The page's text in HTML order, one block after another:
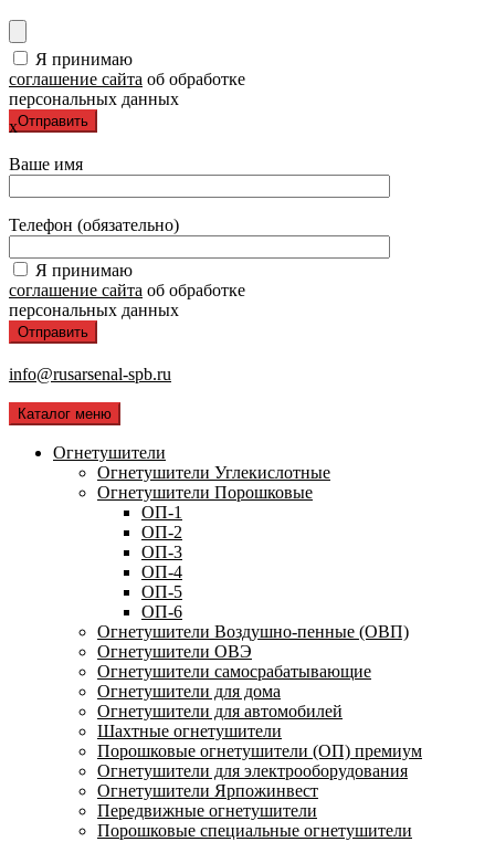
Я принимаю
соглашение сайта об обработке
персональных данных
x
Ваше имя
Телефон (обязательно)
Я принимаю
соглашение сайта об обработке
персональных данных
info@rusarsenal-spb.ru
Каталог меню
Огнетушители
Огнетушители Углекислотные
Огнетушители Порошковые
ОП-1
ОП-2
ОП-3
ОП-4
ОП-5
ОП-6
Огнетушители Воздушно-пенные (ОВП)
Огнетушители ОВЭ
Огнетушители самосрабатывающие
Огнетушители для дома
Огнетушители для автомобилей
Шахтные огнетушители
Порошковые огнетушители (ОП) премиум
Огнетушители для электрооборудования
Огнетушители Ярпожинвест
Передвижные огнетушители
Порошковые специальные огнетушители